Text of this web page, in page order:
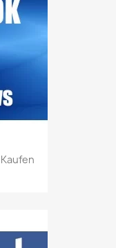
Kaufen